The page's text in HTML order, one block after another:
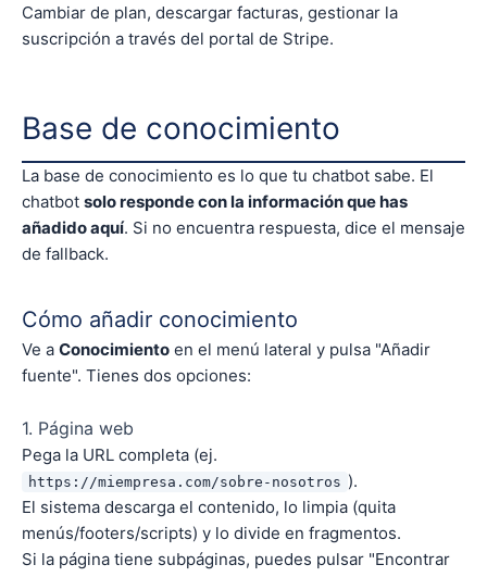
Cambiar de plan, descargar facturas, gestionar la
suscripción a través del portal de Stripe.
Base de conocimiento
La base de conocimiento es lo que tu chatbot sabe. El
chatbot solo responde con la información que has
añadido aquí. Si no encuentra respuesta, dice el mensaje
de fallback.
Cómo añadir conocimiento
Ve a Conocimiento en el menú lateral y pulsa "Añadir
fuente". Tienes dos opciones:
1. Página web
Pega la URL completa (ej.
https://miempresa.com/sobre-nosotros ).
El sistema descarga el contenido, lo limpia (quita
menús/footers/scripts) y lo divide en fragmentos.
Si la página tiene subpáginas, puedes pulsar "Encontrar